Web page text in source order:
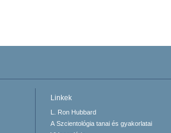
Linkek
L. Ron Hubbard
A Szcientológia tanai és gyakorlatai